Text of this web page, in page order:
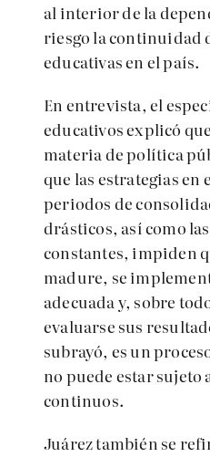
al interior de la
riesgo la continuidad
educativas en el país.
En entrevista, el
educativos explicó
materia de política
que las estrategias
periodos de
drásticos, así como
constantes, impiden
madure, se
adecuada y, sobre
evaluarse sus
subrayó, es un
no puede estar sujeto
continuos.
Juárez también se